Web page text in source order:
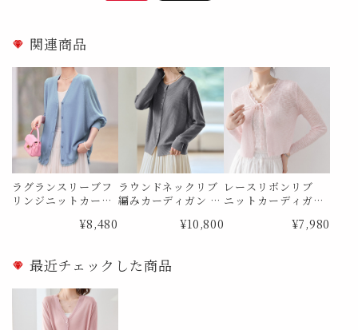
関連商品
ラグランスリーブフ
リンジニットカー
¥8,480
ラウンドネックリブ
編みカーディガン M
¥10,800
レースリボンリブ
ニットカーディガン
¥7,980
最近チェックした商品